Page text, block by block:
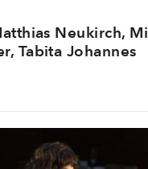
Neukirch,
Tabita Johannes